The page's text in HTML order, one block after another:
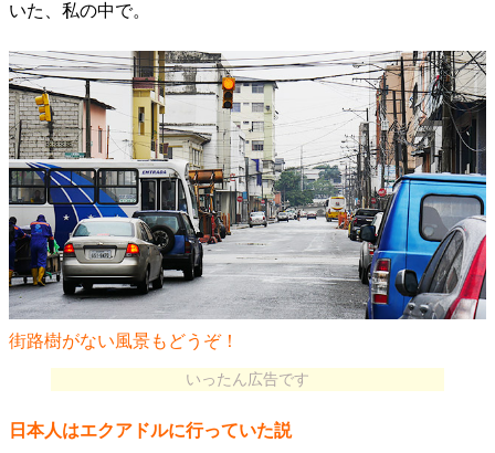
いた、私の中で。
街路樹がない風景もどうぞ！
いったん広告です
日本人はエクアドルに行っていた説